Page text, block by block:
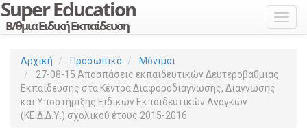
Αρχική Προσωπικό
Μόνιμοι
27-08-15 Αποσπάσεις εκπαιδευτικών Δευτεροβάθμιας
Εκπαίδευσης στα Κέντρα Διαφοροδιάγνωσης, Διάγνωσης
και Υποστήριξης Ειδικών Εκπαιδευτικών Αναγκών
(ΚΕ.Δ.Δ.Υ.) σχολικού έτους 2015-2016